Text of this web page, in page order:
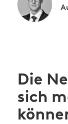
Die
sich